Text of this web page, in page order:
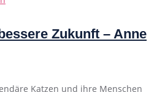
Zukunft – Anne